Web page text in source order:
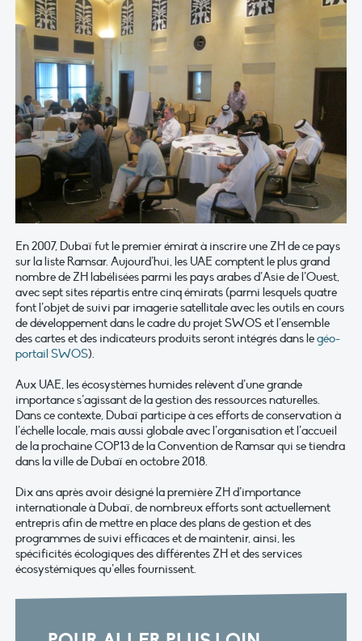
En 2007, Dubaï fut le premier émirat à inscrire une ZH de ce pays
sur la liste Ramsar. Aujourd’hui, les UAE comptent le plus grand
nombre de ZH labélisées parmi les pays arabes d’Asie de l’Ouest,
avec sept sites répartis entre cinq émirats (parmi lesquels quatre
font l’objet de suivi par imagerie satellitale avec les outils en cours
de développement dans le cadre du projet SWOS et l’ensemble
des cartes et des indicateurs produits seront intégrés dans legéo-
portail SWOS).
Aux UAE, les écosystèmes humides relèvent d’une grande
importance s’agissant de la gestion des ressources naturelles.
Dans ce contexte, Dubaï participe à ces efforts de conservation à
l’échelle locale, mais aussi globale avec l’organisation et l’accueil
de la prochaine COP13 de la Convention de Ramsar qui se tiendra
dans la ville de Dubaï en octobre 2018.
Dix ans après avoir désigné la première ZH d’importance
internationale à Dubaï, de nombreux efforts sont actuellement
entrepris afin de mettre en place des plans de gestion et des
programmes de suivi efficaces et de maintenir, ainsi, les
spécificités écologiques des différentes ZH et des services
écosystémiques qu’elles fournissent.